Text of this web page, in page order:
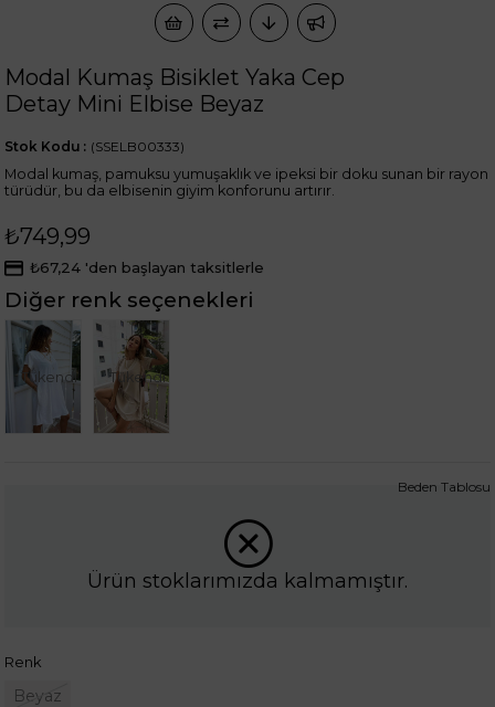
Modal Kumaş Bisiklet Yaka Cep
Detay Mini Elbise Beyaz
(SSELB00333)
Stok Kodu
Modal kumaş, pamuksu yumuşaklık ve ipeksi bir doku sunan bir rayon
türüdür, bu da elbisenin giyim konforunu artırır.
₺749,99
₺67,24 'den başlayan taksitlerle
Diğer renk seçenekleri
Tükendi Tükendi
Ürün stoklarımızda kalmamıştır.
Renk
Beyaz
Beden Tablosu